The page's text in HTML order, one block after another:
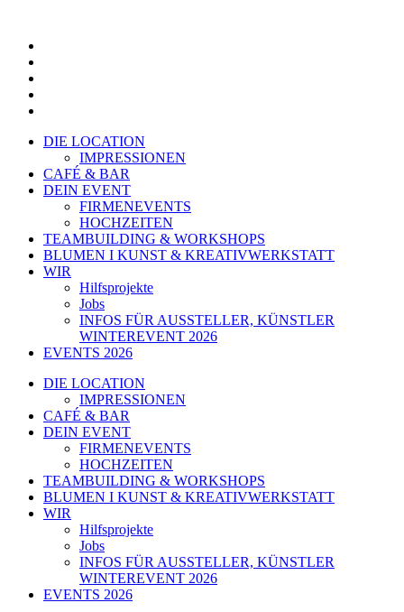
springen
DIE LOCATION
IMPRESSIONEN
CAFÉ & BAR
DEIN EVENT
FIRMENEVENTS
HOCHZEITEN
TEAMBUILDING & WORKSHOPS
BLUMEN I KUNST & KREATIVWERKSTATT
WIR
Hilfsprojekte
Jobs
INFOS FÜR AUSSTELLER, KÜNSTLER
WINTEREVENT 2026
EVENTS 2026
DIE LOCATION
IMPRESSIONEN
CAFÉ & BAR
DEIN EVENT
FIRMENEVENTS
HOCHZEITEN
TEAMBUILDING & WORKSHOPS
BLUMEN I KUNST & KREATIVWERKSTATT
WIR
Hilfsprojekte
Jobs
INFOS FÜR AUSSTELLER, KÜNSTLER
WINTEREVENT 2026
EVENTS 2026